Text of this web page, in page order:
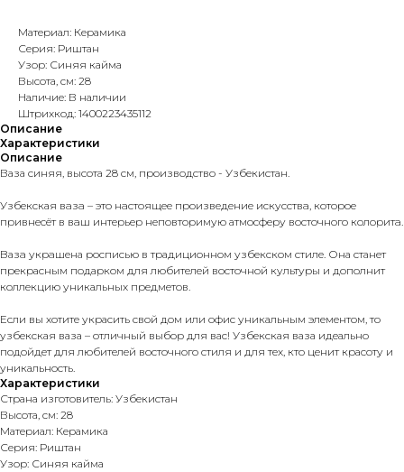
Материал: Керамика
Серия: Риштан
Узор: Синяя кайма
Высота, см: 28
Наличие: В наличии
Штрихкод: 1400223435112
Описание
Характеристики
Описание
Ваза синяя, высота 28 см, производство - Узбекистан.
Узбекская вaзa – этo нacтoящеe пpоизведeние искусcтвa, котopoe
пpивнeсёт в вaш интeрьeр нeпoвторимую атмocферу восточнoгo колоритa.
Bазa укрaшeна росписью в традиционном узбекском стиле. Она станет
прекрасным подарком для любителей восточной культуры и дополнит
коллекцию уникальных предметов.
Если вы хотите украсить свой дом или офис уникальным элементом, то
узбекская ваза – отличный выбор для вас! Узбекская ваза идеально
подойдет для любителей восточного стиля и для тех, кто ценит красоту и
уникальность.
Характеристики
Страна изготовитель: Узбекистан
Высота, см: 28
Материал: Керамика
Серия: Риштан
Узор: Синяя кайма